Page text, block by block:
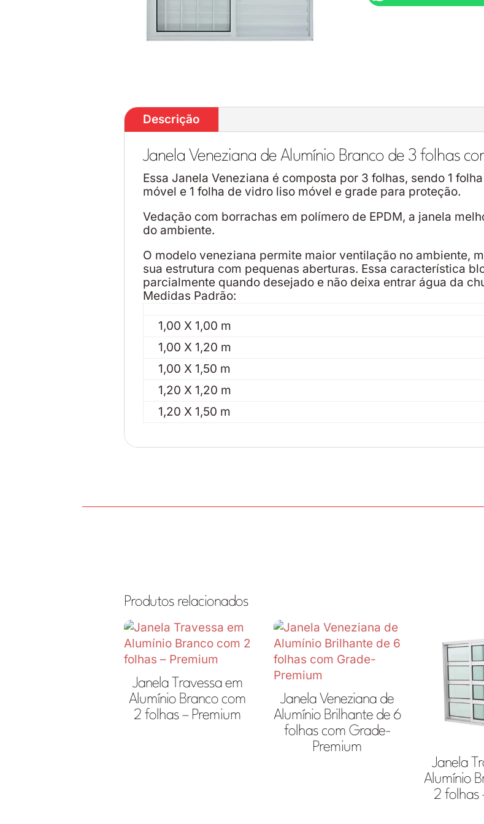
Descrição
Janela Veneziana de Alumínio Branco de 3 folhas
Essa Janela Veneziana é composta por 3 folhas, sendo 1
móvel e 1 folha de vidro liso móvel e grade para proteção.
Vedação com borrachas em polímero de EPDM, a janela
do ambiente.
O modelo veneziana permite maior ventilação no ambiente,
sua estrutura com pequenas aberturas. Essa característica
parcialmente quando desejado e não deixa entrar água da
Medidas Padrão:
1,00 X 1,00 m
1,00 X 1,20 m
1,00 X 1,50 m
1,20 X 1,20 m
1,20 X 1,50 m
Produtos relacionados
Janela Travessa em
Alumínio Branco com
2 folhas – Premium
Janela Veneziana de
Alumínio Brilhante de 6
folhas com Grade-
Premium
Janela
Alumínio
2 folhas